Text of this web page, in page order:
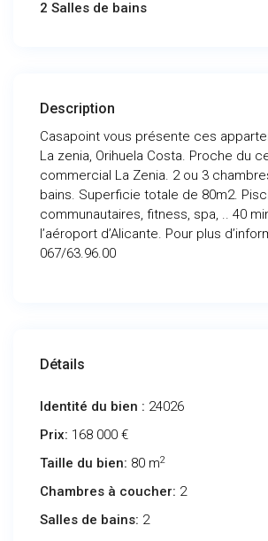
2 Salles de bains
Description
Casapoint vous présente ces
La zenia, Orihuela Costa. Proche du
commercial La Zenia. 2 ou 3
bains. Superficie totale de 80m2.
communautaires, fitness, spa, .. 40
l’aéroport d’Alicante. Pour plus
067/63.96.00
Détails
Identité du bien : 24026
Prix: 168 000 €
Taille du bien: 80 m2
Chambres à coucher: 2
Salles de bains: 2